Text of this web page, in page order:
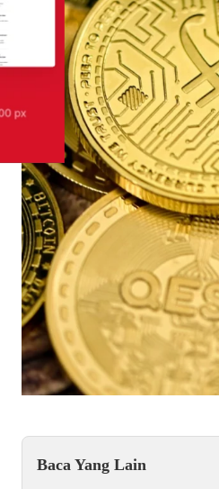
Baca Yang Lain